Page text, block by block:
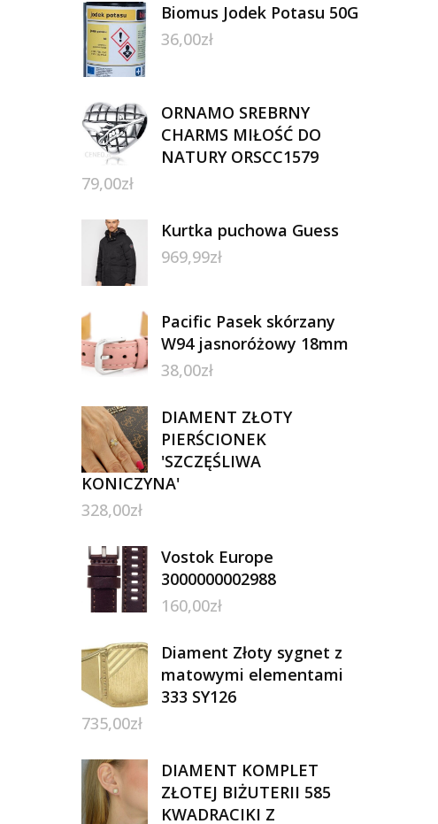
Biomus Jodek Potasu 50G
36,00zł
ORNAMO SREBRNY
CHARMS MIŁOŚĆ DO
NATURY ORSCC1579
79,00zł
Kurtka puchowa Guess
969,99zł
Pacific Pasek skórzany
W94 jasnoróżowy 18mm
38,00zł
DIAMENT ZŁOTY
PIERŚCIONEK
'SZCZĘŚLIWA
KONICZYNA'
328,00zł
Vostok Europe
3000000002988
160,00zł
Diament Złoty sygnet z
matowymi elementami
333 SY126
735,00zł
DIAMENT KOMPLET
ZŁOTEJ BIŻUTERII 585
KWADRACIKI Z